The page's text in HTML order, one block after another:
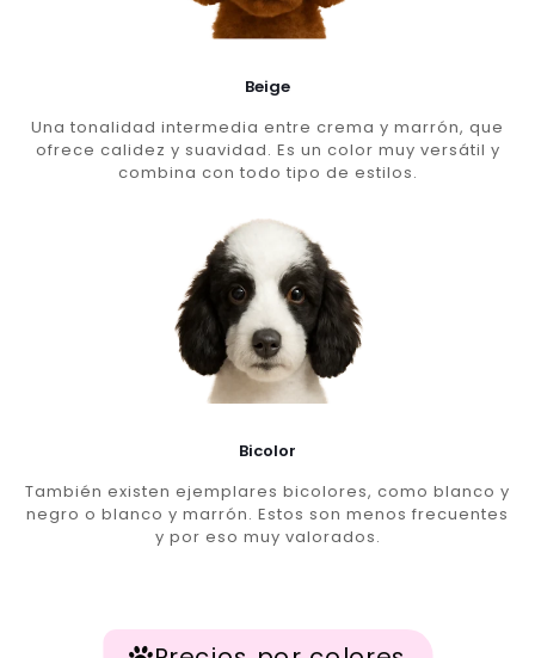
Beige
Una tonalidad intermedia entre crema y marrón, que
ofrece calidez y suavidad. Es un color muy versátil y
combina con todo tipo de estilos.
Bicolor
También existen ejemplares bicolores, como blanco y
negro o blanco y marrón. Estos son menos frecuentes
y por eso muy valorados.